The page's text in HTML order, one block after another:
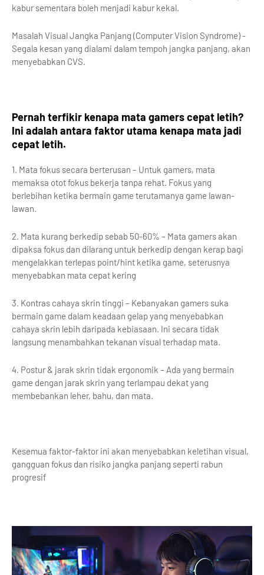
kabur sementara boleh menjadi kabur kekal.
Masalah Visual Jangka Panjang (Computer Vision Syndrome) -
Segala kesan yang dialami dalam tempoh jangka panjang, akan
menyebabkan CVS.
Pernah terfikir kenapa mata gamers cepat letih?
Ini adalah antara faktor utama kenapa mata jadi
cepat letih.
1. Mata fokus secara berterusan – Untuk gamers, mata
memaksa otot fokus bekerja tanpa rehat. Fokus yang
berlebihan ketika bermain game terutamanya game lawan-
lawan.
2. Mata kurang berkedip sebab 50-60% – Mata gamers akan
dipaksa fokus dan dilarang untuk berkedip dengan kerap bagi
mengelakkan terlepas point/hint ketika game, seterusnya
menyebabkan mata cepat kering
3. Kontras cahaya skrin tinggi – Kebanyakan gamers suka
bermain game dalam keadaan gelap yang menyebabkan
cahaya skrin lebih daripada kebiasaan. Ini secara tidak
langsung menambahkan tekanan visual terhadap mata.
4. Postur & jarak skrin tidak ergonomik – Ada yang bermain
game dengan jarak skrin yang terlampau dekat yang
membebankan leher, bahu, dan mata.
Kesemua faktor-faktor ini akan menyebabkan keletihan visual,
gangguan fokus dan risiko jangka panjang seperti rabun
progresif